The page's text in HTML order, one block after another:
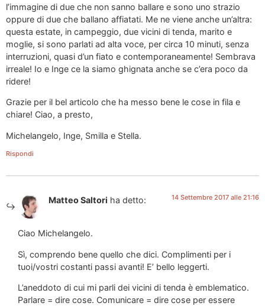
l’immagine di due che non sanno ballare e sono uno strazio
oppure di due che ballano affiatati. Me ne viene anche un’altra:
questa estate, in campeggio, due vicini di tenda, marito e
moglie, si sono parlati ad alta voce, per circa 10 minuti, senza
interruzioni, quasi d’un fiato e contemporaneamente! Sembrava
irreale! Io e Inge ce la siamo ghignata anche se c’era poco da
ridere!
Grazie per il bel articolo che ha messo bene le cose in fila e
chiare! Ciao, a presto,
Michelangelo, Inge, Smilla e Stella.
Rispondi
Matteo Saltori ha detto: 14 Settembre 2017 alle 21:16
Ciao Michelangelo.
Sì, comprendo bene quello che dici. Complimenti per i
tuoi/vostri costanti passi avanti! E’ bello leggerti.
L’aneddoto di cui mi parli dei vicini di tenda è emblematico.
Parlare = dire cose. Comunicare = dire cose per essere